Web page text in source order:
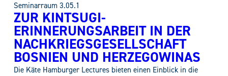
Seminarraum 3.05.1
ZUR KINTSUGI-
ERINNERUNGSARBEIT IN DER
NACHKRIEGSGESELLSCHAFT
BOSNIEN UND HERZEGOWINAS
Die Käte Hamburger Lectures bieten einen Einblick in die